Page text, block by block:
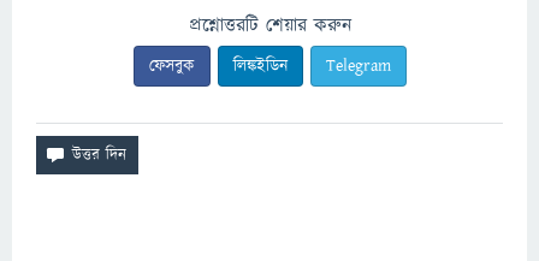
প্রশ্নোত্তরটি শেয়ার করুন
ফেসবুক লিঙ্কইডিন Telegram